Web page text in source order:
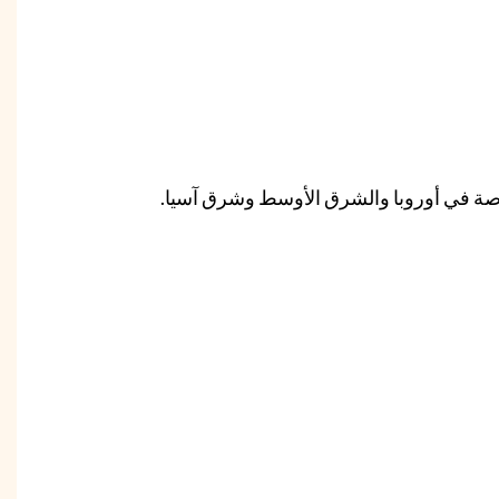
في أوروبا والشرق الأوسط وشرق آسيا.